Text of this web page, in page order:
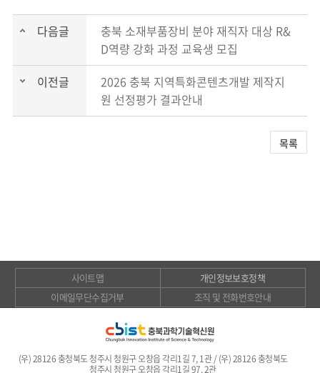
다음글
충북 소재부품장비 분야 재직자 대상 R&
D역량 강화 과정 교육생 모집
이전글
2026 충북 지역특화콘텐츠개발 제작지
원 선정평가 결과안내
목록
사이트맵
개인정보보호정책
이메일무단수집거부
조직 및 전화번호안내
(우) 28126 충청북도 청주시 청원구 오창읍 각리1길 7, 1관 / (우) 28126 충청북도
청주시 청원구 오창읍 각리1길 97, 2관